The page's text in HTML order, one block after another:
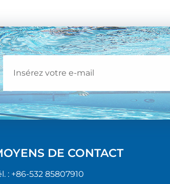
DE CONTACT
: +86-532 85807910